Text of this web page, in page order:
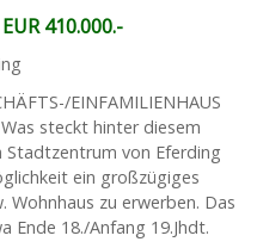
EUR 410.000.-
EINFAMILIENHAUS
steckt hinter diesem
Stadtzentrum von Eferding
ein großzügiges
Wohnhaus zu erwerben. Das
Ende 18./Anfang 19.Jhdt.